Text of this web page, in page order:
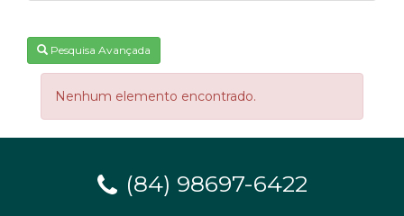
Pesquisa Avançada
Nenhum elemento encontrado.
(84) 98697-6422